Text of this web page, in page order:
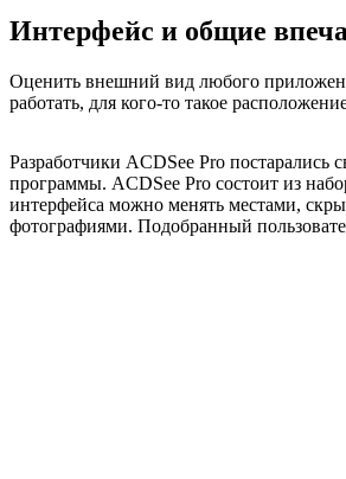
Интерфейс и общие
Оценить внешний вид любого
работать, для кого-то такое
Разработчики ACDSee Pro постарались
программы. ACDSee Pro состоит из
интерфейса можно менять местами,
фотографиями. Подобранный